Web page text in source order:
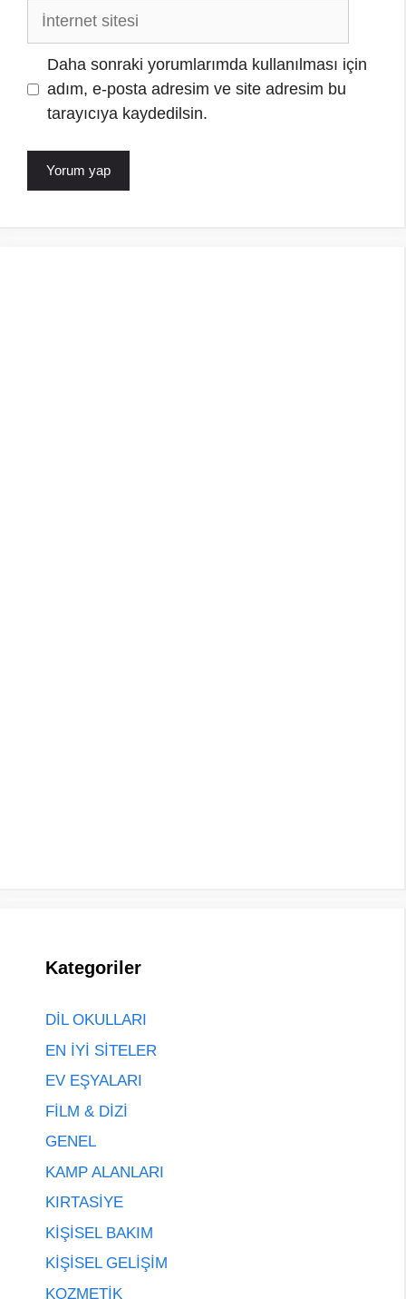
İnternet
Daha sonraki yorumlarımda kullanılması için
adım, e-posta adresim ve site adresim bu
tarayıcıya kaydedilsin.
Kategoriler
DİL OKULLARI
EN İYİ SİTELER
EV EŞYALARI
FİLM & DİZİ
GENEL
KAMP ALANLARI
KIRTASİYE
KİŞİSEL BAKIM
KİŞİSEL GELİŞİM
KOZMETİK